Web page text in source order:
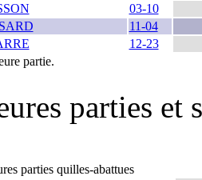
03-10
11-04
12-23
partie.
parties et
parties quilles-abattues